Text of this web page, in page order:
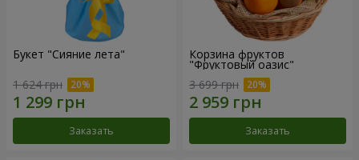
Букет "Сияние лета"
1 624 грн
Заказать
Корзина фруктов
"Фруктовый оазис"
3 699 грн
Заказать